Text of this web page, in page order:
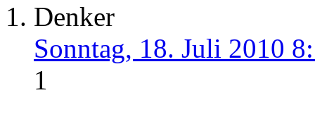
Denker
Sonntag, 18. Juli 2010
1